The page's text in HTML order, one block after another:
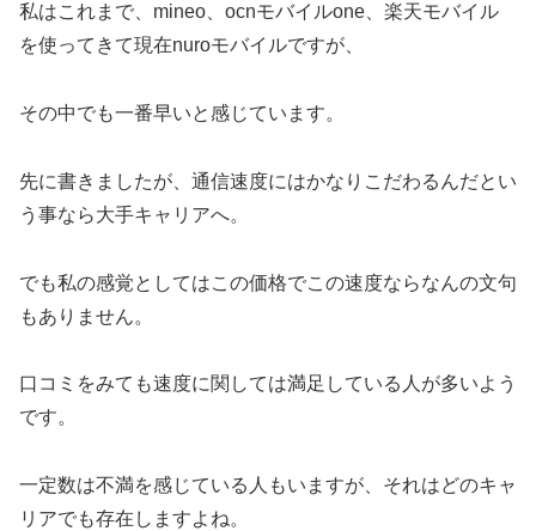
私はこれまで、mineo、ocnモバイルone、楽天モバイル
を使ってきて現在nuroモバイルですが、
その中でも一番早いと感じています。
先に書きましたが、通信速度にはかなりこだわるんだとい
う事なら大手キャリアへ。
でも私の感覚としてはこの価格でこの速度ならなんの文句
もありません。
口コミをみても速度に関しては満足している人が多いよう
です。
一定数は不満を感じている人もいますが、それはどのキャ
リアでも存在しますよね。